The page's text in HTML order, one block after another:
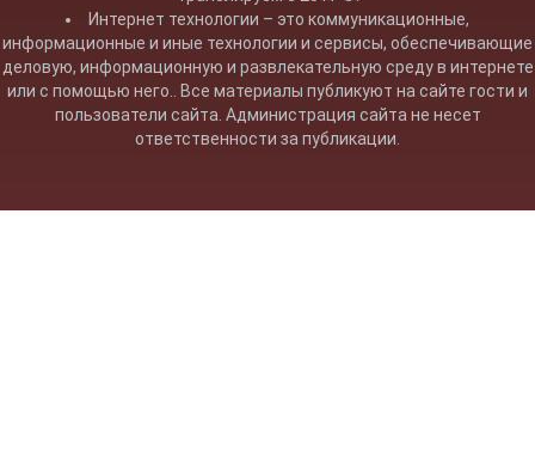
Интернет технологии – это коммуникационные,
информационные и иные технологии и сервисы, обеспечивающие
деловую, информационную и развлекательную среду в интернете
или с помощью него.. Все материалы публикуют на сайте гости и
пользователи сайта. Администрация сайта не несет
ответственности за публикации.